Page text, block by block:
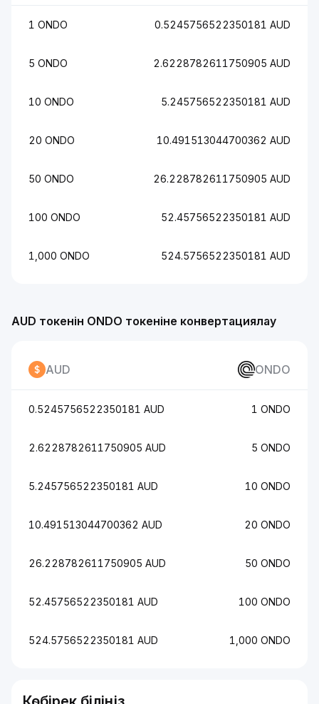
1 ONDO 0.5245756522350181 AUD
5 ONDO 2.6228782611750905 AUD
10 ONDO 5.245756522350181 AUD
20 ONDO 10.491513044700362 AUD
50 ONDO 26.228782611750905 AUD
100 ONDO 52.45756522350181 AUD
1,000 ONDO 524.5756522350181 AUD
AUD токенін ONDO токеніне конвертациялау
AUD ONDO
0.5245756522350181 AUD 1 ONDO
2.6228782611750905 AUD 5 ONDO
5.245756522350181 AUD 10 ONDO
10.491513044700362 AUD 20 ONDO
26.228782611750905 AUD 50 ONDO
52.45756522350181 AUD 100 ONDO
524.5756522350181 AUD 1,000 ONDO